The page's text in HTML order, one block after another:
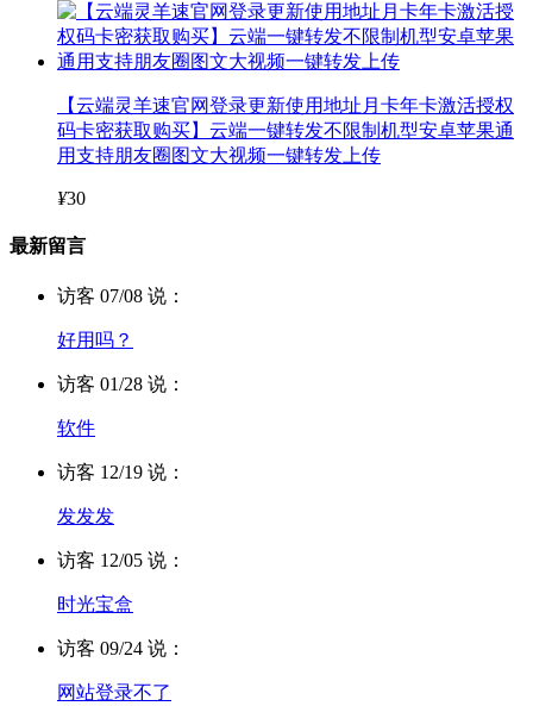
【云端灵羊速官网登录更新使用地址月卡年卡激活授权
码卡密获取购买】云端一键转发不限制机型安卓苹果通
用支持朋友圈图文大视频一键转发上传
¥30
最新留言
访客 07/08 说：
好用吗？
访客 01/28 说：
软件
访客 12/19 说：
发发发
访客 12/05 说：
时光宝盒
访客 09/24 说：
网站登录不了